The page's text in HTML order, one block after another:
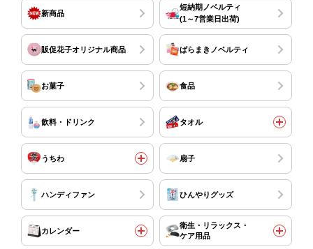
新商品
短納期ノベルティ
(1～7営業日出荷)
販促花子オリジナル商品 ばらまきノベルティ
お菓子 食品
飲料・ドリンク タオル
うちわ 扇子
ハンディファン ひんやりグッズ
カレンダー
衛生・リラックス・
ケア用品